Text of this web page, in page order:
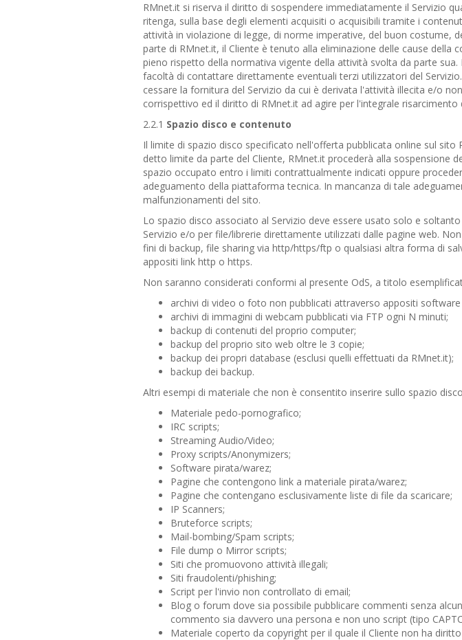
RMnet.it si riserva il diritto di sospendere immediatamente il Servizio
ritenga, sulla base degli elementi acquisiti o acquisibili tramite i
attività in violazione di legge, di norme imperative, del buon costume,
parte di RMnet.it, il Cliente è tenuto alla eliminazione delle cause
pieno rispetto della normativa vigente della attività svolta da parte
facoltà di contattare direttamente eventuali terzi utilizzatori del
cessare la fornitura del Servizio da cui è derivata l'attività illecita e/o
corrispettivo ed il diritto di RMnet.it ad agire per l'integrale risarcimento
2.2.1 Spazio disco e contenuto
Il limite di spazio disco specificato nell'offerta pubblicata online sul
detto limite da parte del Cliente, RMnet.it procederà alla sospensione
spazio occupato entro i limiti contrattualmente indicati oppure
adeguamento della piattaforma tecnica. In mancanza di tale
malfunzionamenti del sito.
Lo spazio disco associato al Servizio deve essere usato solo e
Servizio e/o per file/librerie direttamente utilizzati dalle pagine web.
fini di backup, file sharing via http/https/ftp o qualsiasi altra forma di
appositi link http o https.
Non saranno considerati conformi al presente OdS, a titolo
archivi di video o foto non pubblicati attraverso appositi
archivi di immagini di webcam pubblicati via FTP ogni N minuti;
backup di contenuti del proprio computer;
backup del proprio sito web oltre le 3 copie;
backup dei propri database (esclusi quelli effettuati da RMnet.it);
backup dei backup.
Altri esempi di materiale che non è consentito inserire sullo spazio
Materiale pedo-pornografico;
IRC scripts;
Streaming Audio/Video;
Proxy scripts/Anonymizers;
Software pirata/warez;
Pagine che contengono link a materiale pirata/warez;
Pagine che contengano esclusivamente liste di file da scaricare;
IP Scanners;
Bruteforce scripts;
Mail-bombing/Spam scripts;
File dump o Mirror scripts;
Siti che promuovono attività illegali;
Siti fraudolenti/phishing;
Script per l'invio non controllato di email;
Blog o forum dove sia possibile pubblicare commenti senza
commento sia davvero una persona e non uno script (tipo
Materiale coperto da copyright per il quale il Cliente non ha